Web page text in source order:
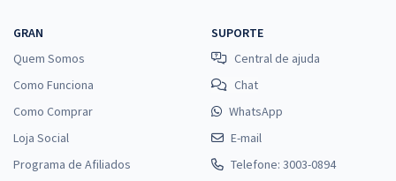
GRAN
Quem Somos
Como Funciona
Como Comprar
Loja Social
Programa de Afiliados
SUPORTE
Central de ajuda
Chat
WhatsApp
E-mail
Telefone: 3003-0894